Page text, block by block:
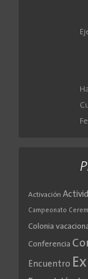
Activación
Campeonato
Colonia
Conferencia
Encuentro